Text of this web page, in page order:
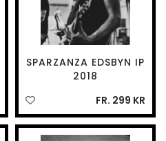
SPARZANZA EDSBYN IP
2018
FR. 299 KR